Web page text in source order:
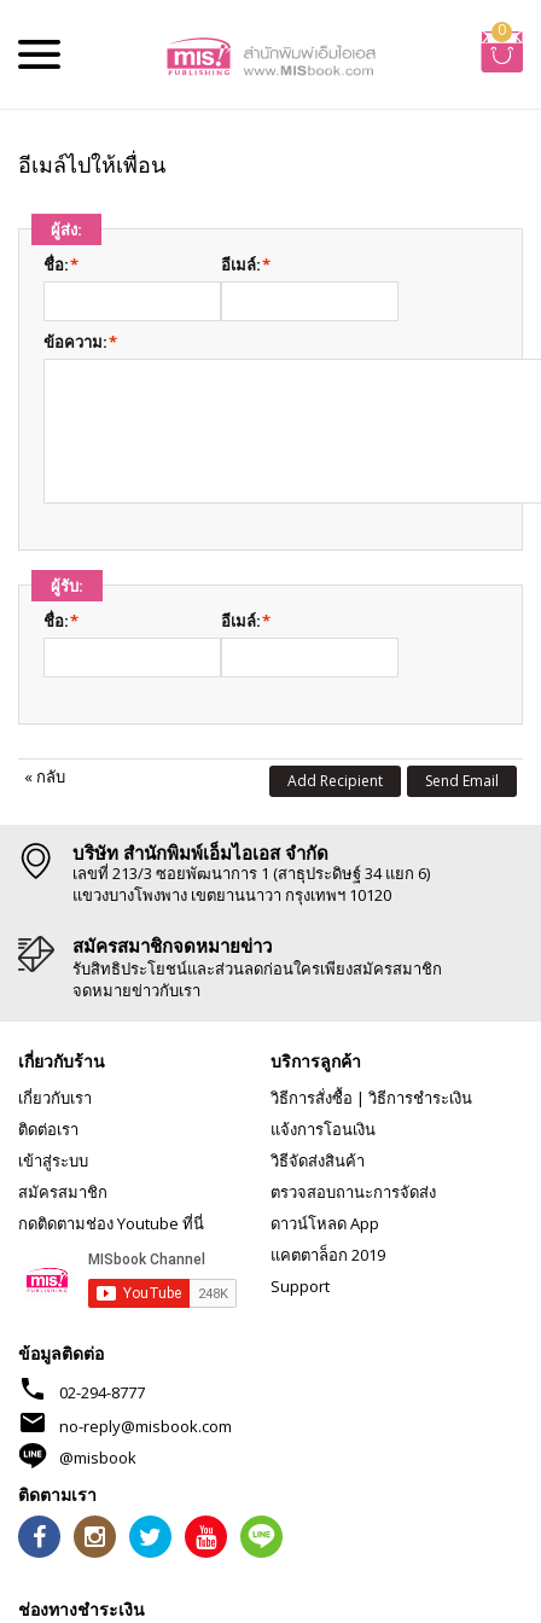
0
อีเมล์ไปให้เพื่อน
ผู้ส่ง:
*
ชื่อ: *
อีเมล์:
*
ข้อความ:
ผู้รับ:
*
ชื่อ: *
อีเมล์:
« กลับ Send Email
Add Recipient
บริษัท สำนักพิมพ์เอ็มไอเอส จำกัด
เลขที่ 213/3 ซอยพัฒนาการ 1 (สาธุประดิษฐ์ 34 แยก 6)
แขวงบางโพงพาง เขตยานนาวา กรุงเทพฯ 10120
สมัครสมาชิกจดหมายข่าว
รับสิทธิประโยชน์และส่วนลดก่อนใครเพียงสมัครสมาชิก
จดหมายข่าวกับเรา
เกี่ยวกับร้าน
เกี่ยวกับเรา
ติดต่อเรา
เข้าสู่ระบบ
สมัครสมาชิก
กดติดตามช่อง Youtube ที่นี่
บริการลูกค้า
วิธีการสั่งซื้อ | วิธีการชำระเงิน
แจ้งการโอนเงิน
วิธีจัดส่งสินค้า
ตรวจสอบถานะการจัดส่ง
ดาวน์โหลด App
แคตตาล็อก 2019
Support
ข้อมูลติดต่อ
phone 02-294-8777
mail
no-reply@misbook.com
@misbook
ติดตามเรา
ช่องทางชำระเงิน